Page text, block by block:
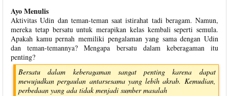
Ayo Menulis
Aktivitas Udin dan teman-teman saat istirahat tadi beragam. Namun,
mereka tetap bersatu untuk merapikan kelas kembali seperti semula.
Apakah kamu pernah memiliki pengalaman yang sama dengan Udin
dan teman-temannya? Mengapa bersatu dalam keberagaman itu
penting?
Bersatu dalam keberagaman sangat penting karena dapat
mewujudkan pergaulan antarsesama yang lebih akrab. Kemudian,
perbedaan yang ada tidak menjadi sumber masalah